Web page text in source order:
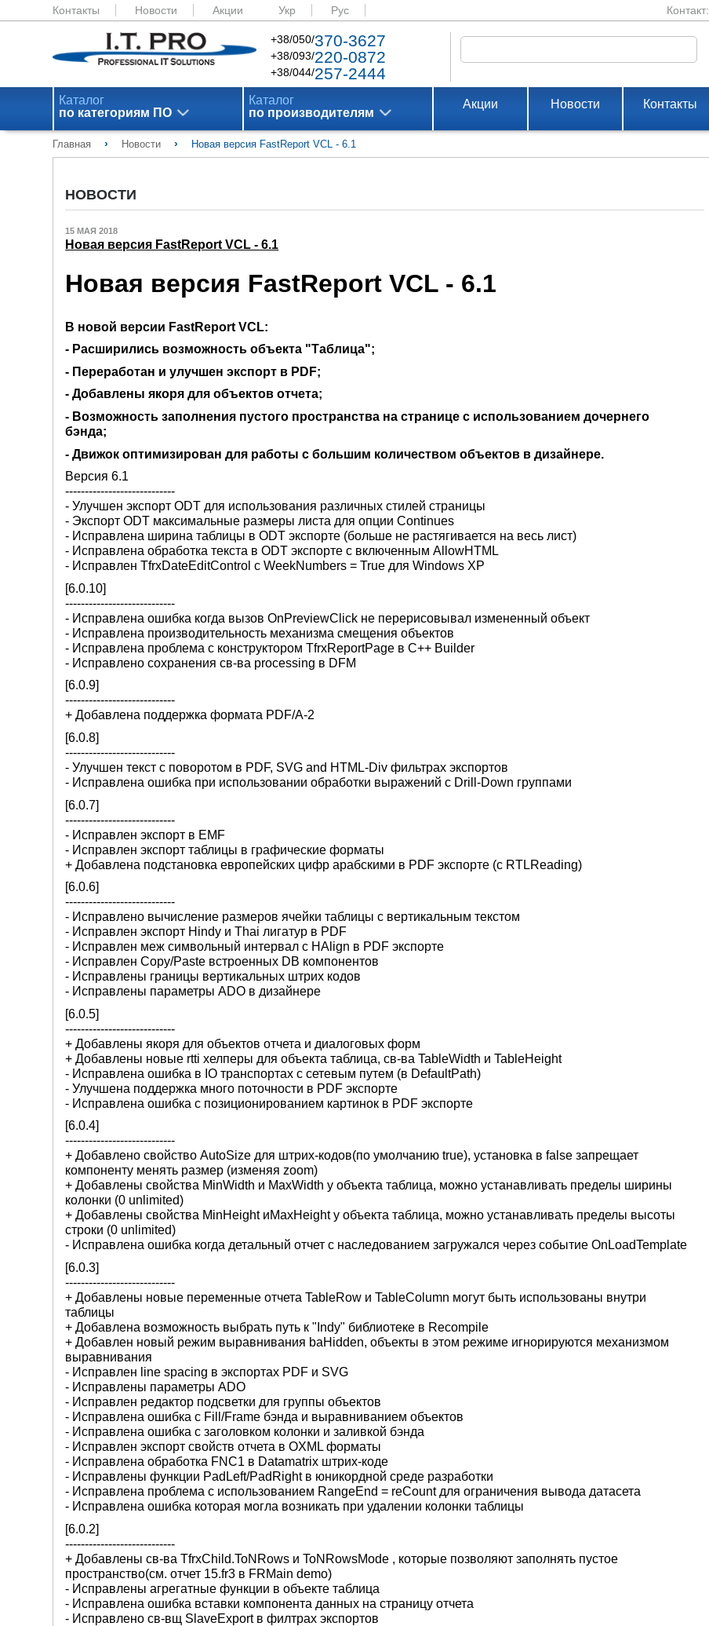
Контакты Новости Акции Укр Рус Контакт:
+38/050/370-3627
+38/093/220-0872
+38/044/257-2444
Каталог
по категориям ПО
Каталог
по производителям
Акции Новости Контакты
Главная › Новости › Новая версия FastReport VCL - 6.1
НОВОСТИ
15 МАЯ 2018
Новая версия FastReport VCL - 6.1
Новая версия FastReport VCL - 6.1
В новой версии FastReport VCL:
- Расширились возможность объекта "Таблица";
- Переработан и улучшен экспорт в PDF;
- Добавлены якоря для объектов отчета;
- Возможность заполнения пустого пространства на странице с использованием дочернего
бэнда;
- Движок оптимизирован для работы с большим количеством объектов в дизайнере.
Версия 6.1
----------------------------
- Улучшен экспорт ODT для использования различных стилей страницы
- Экспорт ODT максимальные размеры листа для опции Continues
- Исправлена ширина таблицы в ODT экспорте (больше не растягивается на весь лист)
- Исправлена обработка текста в ODT экспорте с включенным AllowHTML
- Исправлен TfrxDateEditControl с WeekNumbers = True для Windows XP
[6.0.10]
----------------------------
- Исправлена ошибка когда вызов OnPreviewClick не перерисовывал измененный объект
- Исправлена производительность механизма смещения объектов
- Исправлена проблема с конструктором TfrxReportPage в C++ Builder
- Исправлено сохранения св-ва processing в DFM
[6.0.9]
----------------------------
+ Добавлена поддержка формата PDF/A-2
[6.0.8]
----------------------------
- Улучшен текст с поворотом в PDF, SVG and HTML-Div фильтрах экспортов
- Исправлена ошибка при использовании обработки выражений с Drill-Down группами
[6.0.7]
----------------------------
- Исправлен экспорт в EMF
- Исправлен экспорт таблицы в графические форматы
+ Добавлена подстановка европейских цифр арабскими в PDF экспорте (с RTLReading)
[6.0.6]
----------------------------
- Исправлено вычисление размеров ячейки таблицы с вертикальным текстом
- Исправлен экспорт Hindy и Thai лигатур в PDF
- Исправлен меж символьный интервал с HAlign в PDF экспорте
- Исправлен Copy/Paste встроенных DB компонентов
- Исправлены границы вертикальных штрих кодов
- Исправлены параметры ADO в дизайнере
[6.0.5]
----------------------------
+ Добавлены якоря для объектов отчета и диалоговых форм
+ Добавлены новые rtti хелперы для объекта таблица, св-ва TableWidth и TableHeight
- Исправлена ошибка в IO транспортах с сетевым путем (в DefaultPath)
- Улучшена поддержка много поточности в PDF экспорте
- Исправлена ошибка с позиционированием картинок в PDF экспорте
[6.0.4]
----------------------------
+ Добавлено свойство AutoSize для штрих-кодов(по умолчанию true), установка в false запрещает
компоненту менять размер (изменяя zoom)
+ Добавлены свойства MinWidth и MaxWidth у объекта таблица, можно устанавливать пределы ширины
колонки (0 unlimited)
+ Добавлены свойства MinHeight иMaxHeight у объекта таблица, можно устанавливать пределы высоты
строки (0 unlimited)
- Исправлена ошибка когда детальный отчет с наследованием загружался через событие OnLoadTemplate
[6.0.3]
----------------------------
+ Добавлены новые переменные отчета TableRow и TableColumn могут быть использованы внутри
таблицы
+ Добавлена возможность выбрать путь к "Indy" библиотеке в Recompile
+ Добавлен новый режим выравнивания baHidden, объекты в этом режиме игнорируются механизмом
выравнивания
- Исправлен line spacing в экспортах PDF и SVG
- Исправлены параметры ADO
- Исправлен редактор подсветки для группы объектов
- Исправлена ошибка с Fill/Frame бэнда и выравниванием объектов
- Исправлена ошибка с заголовком колонки и заливкой бэнда
- Исправлен экспорт свойств отчета в OXML форматы
- Исправлена обработка FNC1 в Datamatrix штрих-коде
- Исправлены функции PadLeft/PadRight в юникордной среде разработки
- Исправлена проблема с использованием RangeEnd = reCount для ограничения вывода датасета
- Исправлена ошибка которая могла возникать при удалении колонки таблицы
[6.0.2]
----------------------------
+ Добавлены св-ва TfrxChild.ToNRows и ToNRowsMode , которые позволяют заполнять пустое
пространство(см. отчет 15.fr3 в FRMain demo)
- Исправлены агрегатные функции в объекте таблица
- Исправлена ошибка вставки компонента данных на страницу отчета
- Исправлено св-вщ SlaveExport в филтрах экспортов